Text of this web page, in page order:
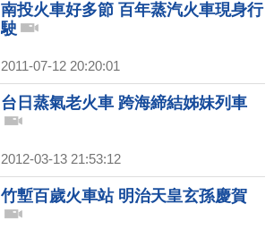
南投火車好多節 百年蒸汽火車現身行
駛
2011-07-12 20:20:01
台日蒸氣老火車 跨海締結姊妹列車
2012-03-13 21:53:12
竹塹百歲火車站 明治天皇玄孫慶賀